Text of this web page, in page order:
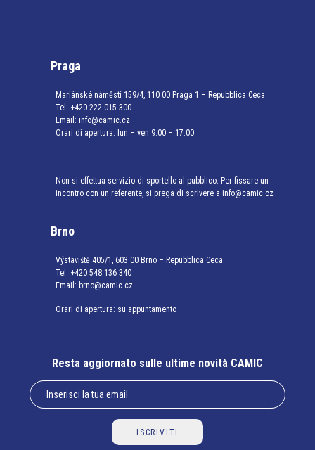
Praga
Mariánské náměstí 159/4, 110 00 Praga 1 – Repubblica Ceca
Tel: +420 222 015 300
Email: info@camic.cz
Orari di apertura: lun – ven 9:00 – 17:00
Non si effettua servizio di sportello al pubblico. Per fissare un
incontro con un referente, si prega di scrivere a info@camic.cz
Brno
Výstaviště 405/1, 603 00 Brno – Repubblica Ceca
Tel: +420 548 136 340
Email: brno@camic.cz
Orari di apertura: su appuntamento
Resta aggiornato sulle ultime novità CAMIC
ISCRIVITI